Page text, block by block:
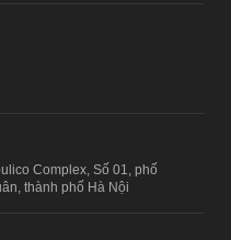
Complex, Số 01, phố
thành phố Hà Nội